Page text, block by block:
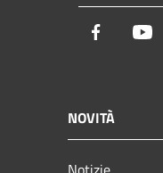
Facebook
NOVITÀ